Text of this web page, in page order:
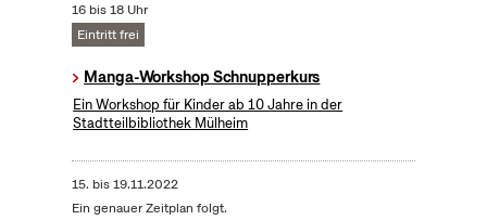
16 bis 18 Uhr
Eintritt frei
Manga-Workshop Schnupperkurs
Ein Workshop für Kinder ab 10 Jahre in der
Stadtteilbibliothek Mülheim
15. bis19.11.2022
Ein genauer Zeitplan folgt.